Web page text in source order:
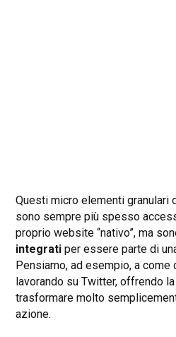
Questi micro elementi granulari
sono sempre più spesso
proprio website “nativo”, ma
integrati per essere parte di
Pensiamo, ad esempio, a come
lavorando su Twitter, offrendo
trasformare molto
azione.